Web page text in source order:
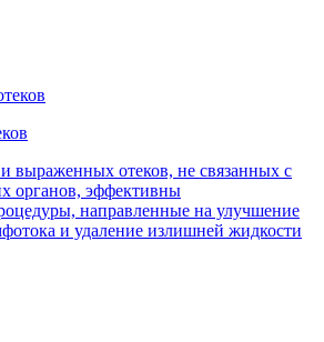
выраженных отеков, не связанных с
органов, эффективны
направленные на улучшение
и удаление излишней жидкости